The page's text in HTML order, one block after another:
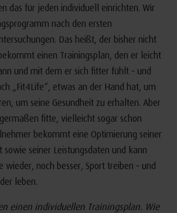
das für jeden individuell einrichten. Wir
nach den ersten
Das heißt, der bisher nicht
einen Trainingsplan, den er leicht
und mit dem er sich fitter fühlt – und
„Fit4Life“, etwas an der Hand hat, um
um seine Gesundheit zu erhalten. Aber
fitte, vielleicht sogar schon
bekommt eine Optimierung seiner
seiner Leistungsdaten und kann
wieder, noch besser, Sport treiben – und
leben.
einen individuellen Trainingsplan. Wie